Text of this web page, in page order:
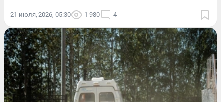
21 июля, 2026, 05:30 1 980 4